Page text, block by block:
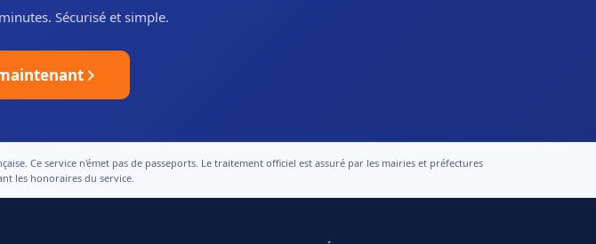
Sécurisé et simple.
Ce service n'émet pas de passeports. Le traitement officiel est assuré par les mairies et préfectures
les honoraires du service.